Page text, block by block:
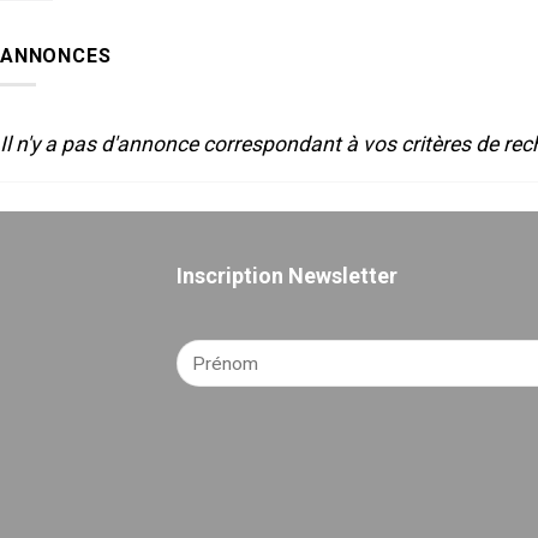
ANNONCES
Il n'y a pas d'annonce correspondant à vos critères de
Inscription Newsletter